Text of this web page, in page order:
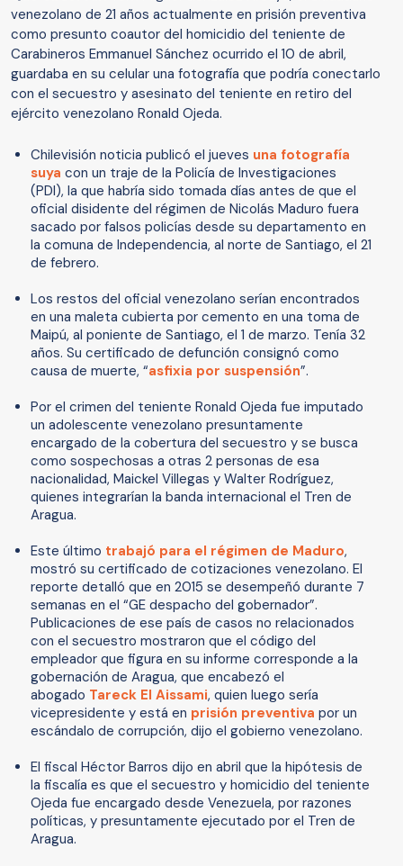
venezolano de 21 años actualmente en prisión preventiva
como presunto coautor del homicidio del teniente de
Carabineros Emmanuel Sánchez ocurrido el 10 de abril,
guardaba en su celular una fotografía que podría conectarlo
con el secuestro y asesinato del teniente en retiro del
ejército venezolano Ronald Ojeda.
Chilevisión noticia publicó el jueves una fotografía
suya con un traje de la Policía de Investigaciones
(PDI), la que habría sido tomada días antes de que el
oficial disidente del régimen de Nicolás Maduro fuera
sacado por falsos policías desde su departamento en
la comuna de Independencia, al norte de Santiago, el 21
de febrero.
Los restos del oficial venezolano serían encontrados
en una maleta cubierta por cemento en una toma de
Maipú, al poniente de Santiago, el 1 de marzo. Tenía 32
años. Su certificado de defunción consignó como
causa de muerte, “asfixia por suspensión”.
Por el crimen del teniente Ronald Ojeda fue imputado
un adolescente venezolano presuntamente
encargado de la cobertura del secuestro y se busca
como sospechosas a otras 2 personas de esa
nacionalidad, Maickel Villegas y Walter Rodríguez,
quienes integrarían la banda internacional el Tren de
Aragua.
Este último trabajó para el régimen de Maduro,
mostró su certificado de cotizaciones venezolano. El
reporte detalló que en 2015 se desempeñó durante 7
semanas en el “GE despacho del gobernador”.
Publicaciones de ese país de casos no relacionados
con el secuestro mostraron que el código del
empleador que figura en su informe corresponde a la
gobernación de Aragua, que encabezó el
abogado Tareck El Aissami, quien luego sería
vicepresidente y está en prisión preventiva por un
escándalo de corrupción, dijo el gobierno venezolano.
El fiscal Héctor Barros dijo en abril que la hipótesis de
la fiscalía es que el secuestro y homicidio del teniente
Ojeda fue encargado desde Venezuela, por razones
políticas, y presuntamente ejecutado por el Tren de
Aragua.